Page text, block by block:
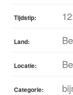
Tijdstip:
Land:
Locatie:
Categorie: